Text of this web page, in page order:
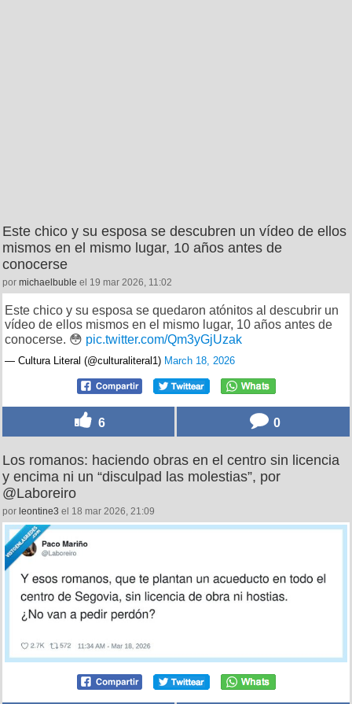
Este chico y su esposa se descubren un vídeo de ellos
mismos en el mismo lugar, 10 años antes de
conocerse
por michaelbuble el 19 mar 2026, 11:02
Este chico y su esposa se quedaron atónitos al descubrir un
vídeo de ellos mismos en el mismo lugar, 10 años antes de
conocerse. 😳 pic.twitter.com/Qm3yGjUzak
— Cultura Literal (@culturaliteral1) March 18, 2026
6 0
Los romanos: haciendo obras en el centro sin licencia
y encima ni un “disculpad las molestias”, por
@Laboreiro
por leontine3 el 18 mar 2026, 21:09